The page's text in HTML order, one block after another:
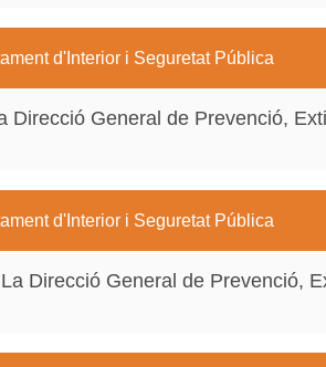
d'Interior i Seguretat Pública
Direcció General de Prevenció,
d'Interior i Seguretat Pública
Direcció General de Prevenció,